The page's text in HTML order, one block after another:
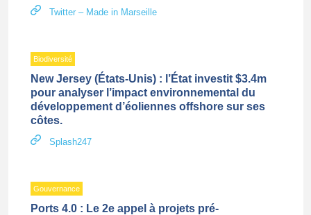
Twitter – Made in Marseille
Biodiversité
New Jersey (États-Unis) : l’État investit $3.4m
pour analyser l’impact environnemental du
développement d’éoliennes offshore sur ses
côtes.
Splash247
Gouvernance
Ports 4.0 : Le 2e appel à projets pré-